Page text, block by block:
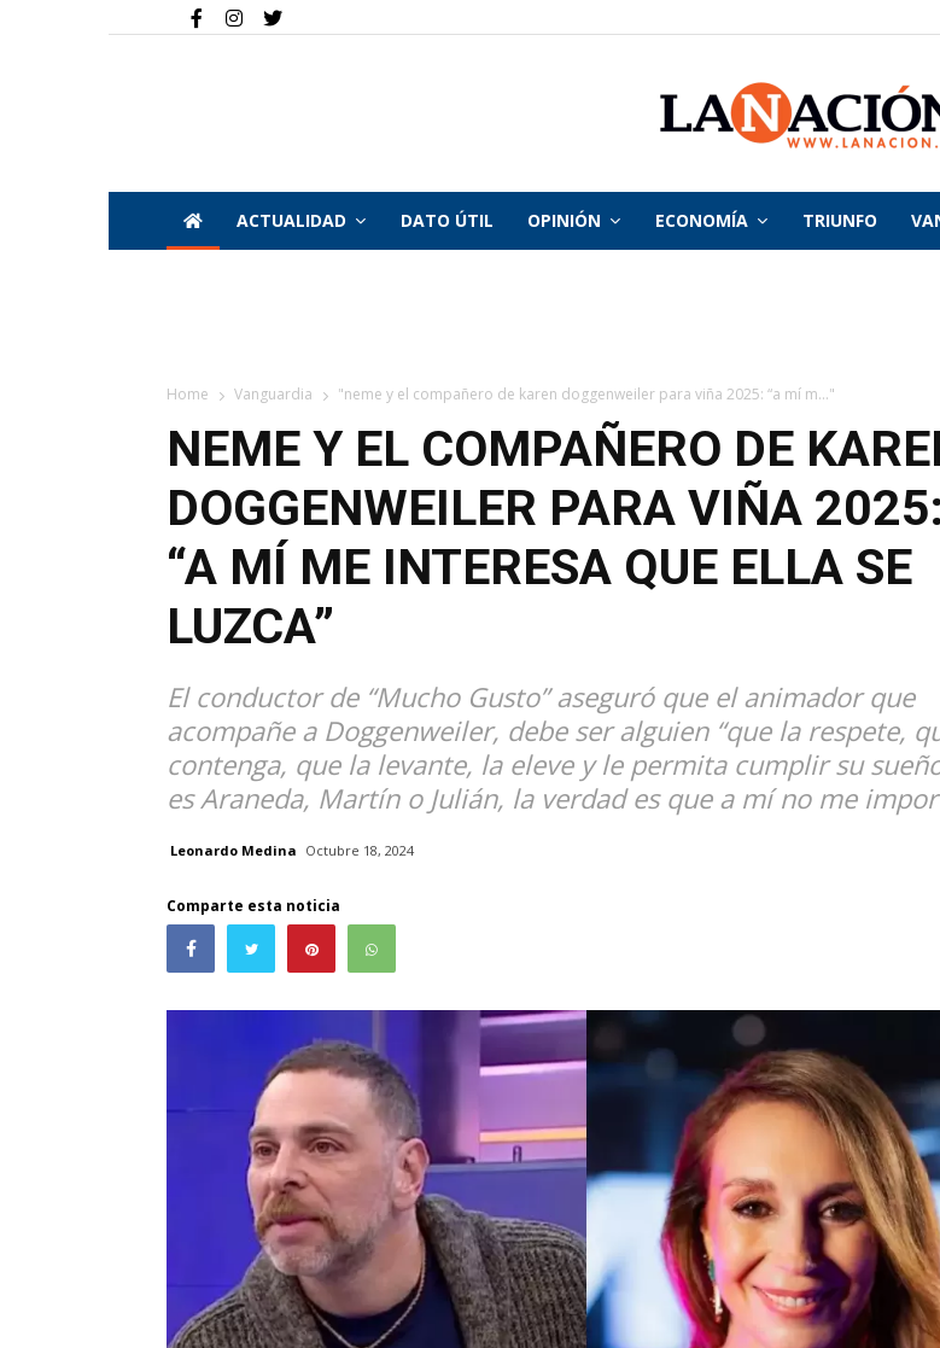
La
ACTUALIDAD DATO ÚTIL OPINIÓN ECONOMÍA TRIUNFO
Home Vanguardia "neme y el compañero de karen doggenweiler para viña 2025: “a mí m..."
NEME Y EL COMPAÑERO DE
DOGGENWEILER PARA VIÑA 2025:
“A MÍ ME INTERESA QUE ELLA SE
LUZCA”
El conductor de “Mucho Gusto” aseguró que el animador que
acompañe a Doggenweiler, debe ser alguien “que la respete,
contenga, que la levante, la eleve y le permita cumplir su
es Araneda, Martín o Julián, la verdad es que a mí no me
Leonardo Medina Octubre 18, 2024
Comparte esta noticia